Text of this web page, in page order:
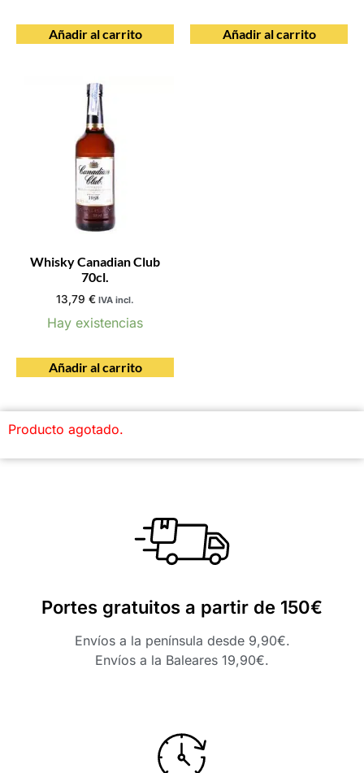
Añadir al carrito Añadir al carrito
Whisky Canadian Club
70cl.
13,79 € IVA incl.
Hay existencias
Añadir al carrito
Producto agotado.
Portes gratuitos a partir de 150€
Envíos a la península desde 9,90€.
Envíos a la Baleares 19,90€.